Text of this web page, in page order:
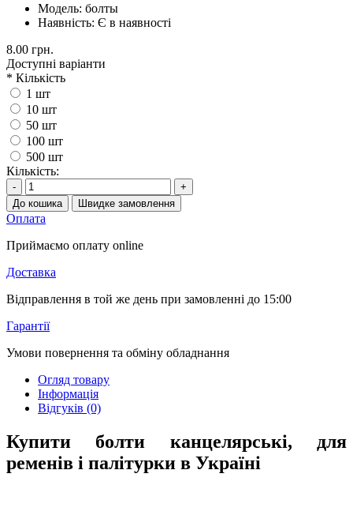
Модель: болты
Наявність: Є в наявності
8.00 грн.
Доступні варіанти
* Кількість
1 шт
10 шт
50 шт
100 шт
500 шт
Кількість:
-
+
До кошика
Швидке замовлення
Оплата
Приймаємо оплату online
Доставка
Відправлення в той же день при замовленні до 15:00
Гарантії
Умови повернення та обміну обладнання
Огляд товару
Інформація
Відгуків (0)
Купити болти канцелярські, для
ременів і палітурки в Україні